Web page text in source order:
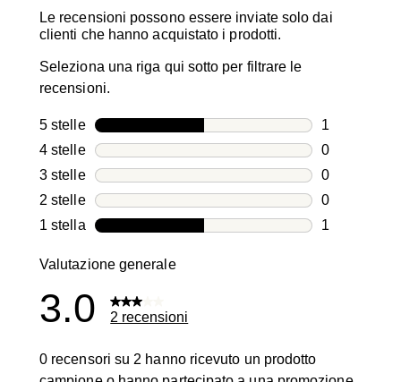
Le recensioni possono essere inviate solo dai
clienti che hanno acquistato i prodotti.
Seleziona una riga qui sotto per filtrare le
recensioni.
5 stellestelle
1
1
4 stellestelle
0
0
3 stellestelle
0
0
2 stellestelle
0
0
1 stellastelle
1
Valutazione generale
3.0 2 recensioni
0 recensori su 2 hanno ricevuto un prodotto